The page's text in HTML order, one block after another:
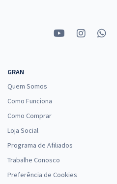
GRAN
Quem Somos
Como Funciona
Como Comprar
Loja Social
Programa de Afiliados
Trabalhe Conosco
Preferência de Cookies